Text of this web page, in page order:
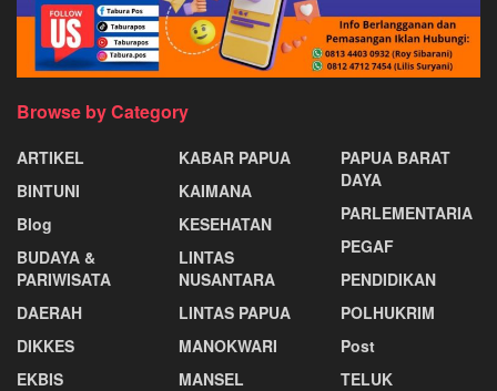
Browse by Category
ARTIKEL
BINTUNI
Blog
BUDAYA &
PARIWISATA
DAERAH
DIKKES
EKBIS
KABAR PAPUA
KAIMANA
KESEHATAN
LINTAS
NUSANTARA
LINTAS PAPUA
MANOKWARI
MANSEL
PAPUA BARAT
DAYA
PARLEMENTARIA
PEGAF
PENDIDIKAN
POLHUKRIM
Post
TELUK